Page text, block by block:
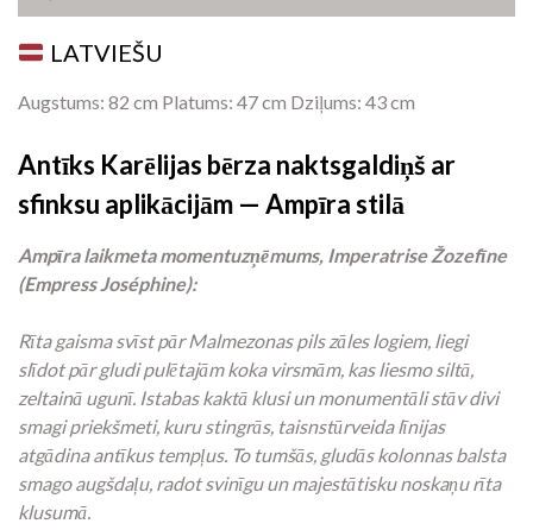
LATVIEŠU
Augstums: 82 cm Platums: 47 cm Dziļums: 43 cm
Antīks Karēlijas bērza naktsgaldiņš ar
sfinksu aplikācijām — Ampīra stilā
Ampīra laikmeta momentuzņēmums, Imperatrise Žozefīne
(Empress Joséphine):
Rīta gaisma svīst pār Malmezonas pils zāles logiem, liegi
slīdot pār gludi pulētajām koka virsmām, kas liesmo siltā,
zeltainā ugunī. Istabas kaktā klusi un monumentāli stāv divi
smagi priekšmeti, kuru stingrās, taisnstūrveida līnijas
atgādina antīkus tempļus. To tumšās, gludās kolonnas balsta
smago augšdaļu, radot svinīgu un majestātisku noskaņu rīta
klusumā.